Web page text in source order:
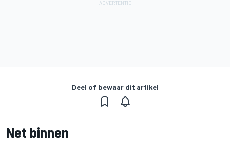
Deel of bewaar dit artikel
Net binnen